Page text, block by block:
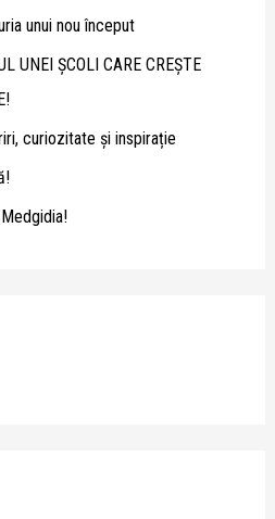
unui nou început
UNEI ȘCOLI CARE CREȘTE
curiozitate și inspirație